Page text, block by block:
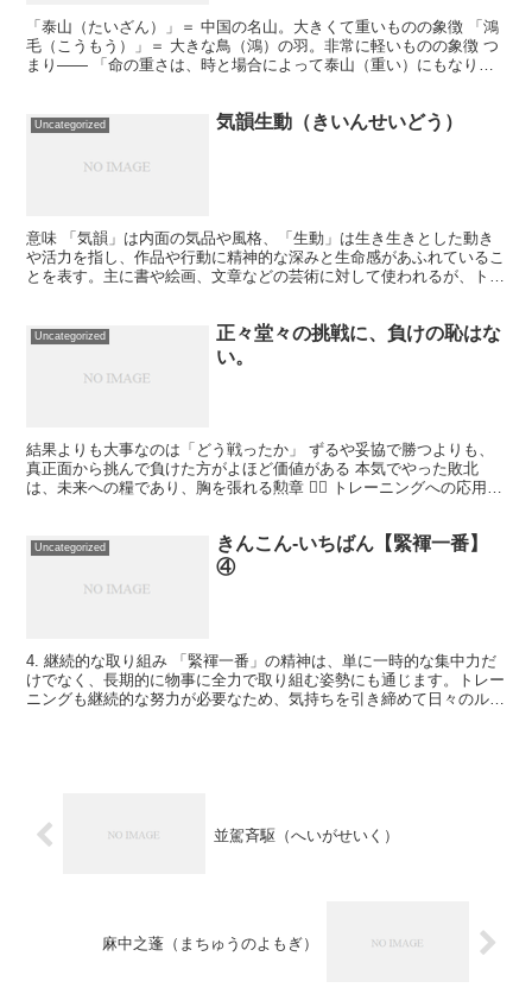
「泰山（たいざん）」＝ 中国の名山。大きくて重いものの象徴 「鴻
毛（こうもう）」＝ 大きな鳥（鴻）の羽。非常に軽いものの象徴 つ
まり―― 「命の重さは、時と場合によって泰山（重い）にもなり、
Uncategorized 気韻生動（きいんせいどう）
意味 「気韻」は内面の気品や風格、「生動」は生き生きとした動き
や活力を指し、作品や行動に精神的な深みと生命感があふれているこ
とを表す。主に書や絵画、文章などの芸術に対して使われるが、トレ
Uncategorized
正々堂々の挑戦に、負けの恥はな
い。
結果よりも大事なのは「どう戦ったか」 ずるや妥協で勝つよりも、
真正面から挑んで負けた方がよほど価値がある 本気でやった敗北
は、未来への糧であり、胸を張れる勲章 🏋️‍♂️ トレーニングへの応用
Uncategorized
きんこん-いちばん【緊褌一番】
④
4. 継続的な取り組み 「緊褌一番」の精神は、単に一時的な集中力だ
けでなく、長期的に物事に全力で取り組む姿勢にも通じます。トレー
ニングも継続的な努力が必要なため、気持ちを引き締めて日々のルー
並駕斉駆（へいがせいく）
麻中之蓬（まちゅうのよもぎ）